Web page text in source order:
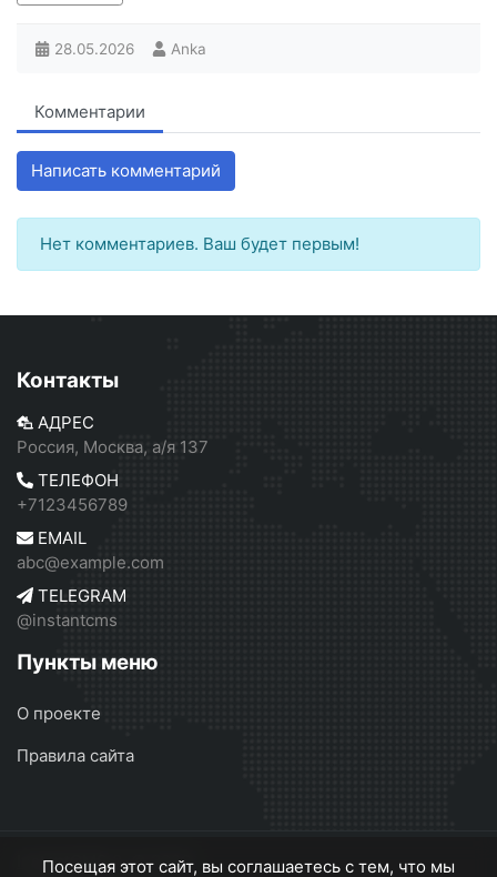
28.05.2026 Anka
Комментарии
Написать комментарий
Нет комментариев. Ваш будет первым!
Контакты
АДРЕС
Россия, Москва, а/я 137
ТЕЛЕФОН
+7123456789
EMAIL
abc@example.com
TELEGRAM
@instantcms
Пункты меню
О проекте
Правила сайта
InstantCMS 2 © 2026
Посещая этот сайт, вы соглашаетесь с тем, что мы